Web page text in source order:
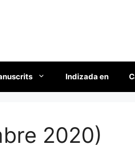
Indizada en
2020)